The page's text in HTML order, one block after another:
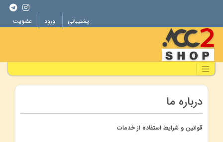
پشتیبانی ورود عضویت
درباره ما
قوانین و شرایط استفاده از خدمات